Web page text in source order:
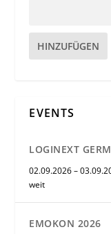
HINZUFÜGEN
EVENTS
LOGINEXT
02.09.2026 –
weit
EMOKON 2026